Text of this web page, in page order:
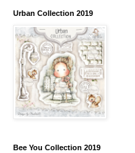
Urban Collection 2019
Bee You Collection 2019